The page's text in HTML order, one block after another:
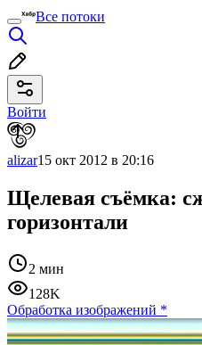
Все потоки
Войти
alizar15 окт 2012 в 20:16
Щелевая съёмка:
горизонтали
2 мин
128K
Обработка изображений *